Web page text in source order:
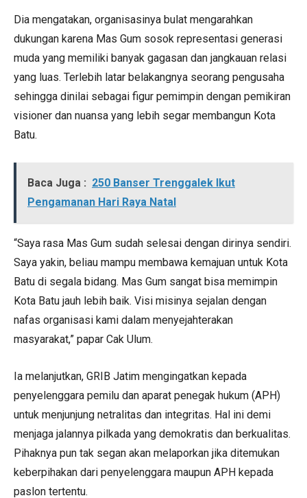
Dia mengatakan, organisasinya bulat mengarahkan
dukungan karena Mas Gum sosok representasi generasi
muda yang memiliki banyak gagasan dan jangkauan relasi
yang luas. Terlebih latar belakangnya seorang pengusaha
sehingga dinilai sebagai figur pemimpin dengan pemikiran
visioner dan nuansa yang lebih segar membangun Kota
Batu.
Baca Juga : 250 Banser Trenggalek Ikut
Pengamanan Hari Raya Natal
“Saya rasa Mas Gum sudah selesai dengan dirinya sendiri.
Saya yakin, beliau mampu membawa kemajuan untuk Kota
Batu di segala bidang. Mas Gum sangat bisa memimpin
Kota Batu jauh lebih baik. Visi misinya sejalan dengan
nafas organisasi kami dalam menyejahterakan
masyarakat,” papar Cak Ulum.
Ia melanjutkan, GRIB Jatim mengingatkan kepada
penyelenggara pemilu dan aparat penegak hukum (APH)
untuk menjunjung netralitas dan integritas. Hal ini demi
menjaga jalannya pilkada yang demokratis dan berkualitas.
Pihaknya pun tak segan akan melaporkan jika ditemukan
keberpihakan dari penyelenggara maupun APH kepada
paslon tertentu.